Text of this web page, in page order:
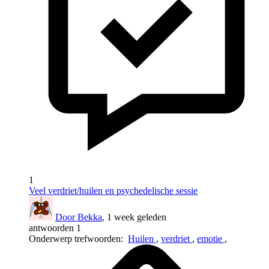
1
Veel verdriet/huilen en psychedelische sessie
Door Bekka, 1 week geleden
antwoorden 1
Onderwerp trefwoorden: Huilen , verdriet , emotie ,